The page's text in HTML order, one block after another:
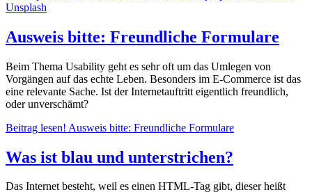
Ausweis bitte: Freundliche Formulare
Beim Thema Usability geht es sehr oft um das Umlegen von
Vorgängen auf das echte Leben. Besonders im E-Commerce ist das
eine relevante Sache. Ist der Internetauftritt eigentlich freundlich,
oder unverschämt?
Beitrag lesen! Ausweis bitte: Freundliche Formulare
Was ist blau und unterstrichen?
Das Internet besteht, weil es einen HTML-Tag gibt, dieser heißt